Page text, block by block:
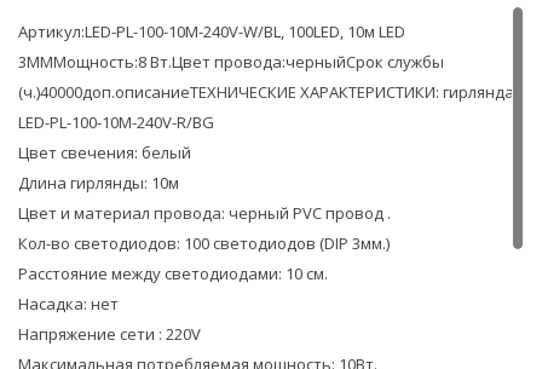
Артикул:LED-PL-100-10M-240V-W/BL, 100LED, 10м LED
3MMМощность:8 Вт.Цвет провода:черныйСрок службы
(ч.)40000доп.описаниеТЕХНИЧЕСКИЕ ХАРАКТЕРИСТИКИ: гирлянда
LED-PL-100-10M-240V-R/BG
Цвет свечения: белый
Длина гирлянды: 10м
Цвет и материал провода: черный PVC провод .
Кол-во светодиодов: 100 светодиодов (DIP 3мм.)
Расстояние между светодиодами: 10 см.
Насадка: нет
Напряжение сети : 220V
Максимальная потребляемая мощность: 10Вт.